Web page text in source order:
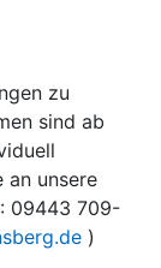
zu
sind ab
an unsere
09443 709-
)